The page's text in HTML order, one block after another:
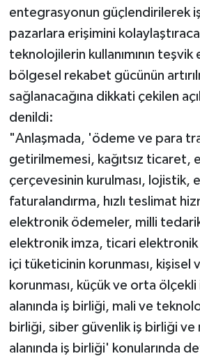
entegrasyonun güçlendirilerek
pazarlara erişimini
teknolojilerin kullanımının
bölgesel rekabet gücünün
sağlanacağına dikkati çekilen
denildi:
"Anlaşmada, 'ödeme ve para
getirilmemesi, kağıtsız ticaret,
çerçevesinin kurulması, lojistik,
faturalandırma, hızlı teslimat
elektronik ödemeler, milli
elektronik imza, ticari elektronik
içi tüketicinin korunması, kişisel
korunması, küçük ve orta
alanında iş birliği, mali ve
birliği, siber güvenlik iş birliği ve
alanında iş birliği' konularında